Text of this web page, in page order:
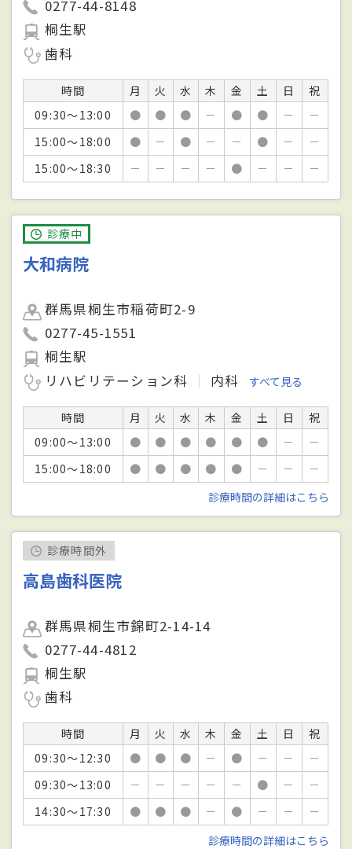
0277-44-8148
桐生駅
歯科
時間 月 火 水 木 金 土 日
祝
09:30～13:00
● ● ● － ● ● －
－
15:00～18:00
● － ● － － ● －
－
15:00～18:30
－ － － － ● － － －
診療中
大和病院
群馬県桐生市稲荷町2-9
0277-45-1551
桐生駅
リハビリテーション科
内科 すべて見る
時間 月 火 水 木 金 土 日
祝
09:00～13:00
● ● ● ● ● ● －
－
15:00～18:00
● ● ● ● ● － －
－
診療時間の詳細はこちら
診療時間外
高島歯科医院
群馬県桐生市錦町2-14-14
0277-44-4812
桐生駅
歯科
時間 月 火 水 木 金 土 日
祝
09:30～12:30
● ● ● － ● － －
－
09:30～13:00
－ － － － － ● －
－
14:30～17:30
● ● ● － ● － －
－
診療時間の詳細はこちら